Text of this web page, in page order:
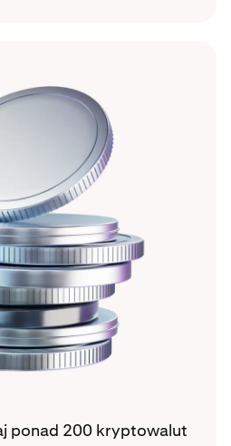
ponad 200 kryptowalut